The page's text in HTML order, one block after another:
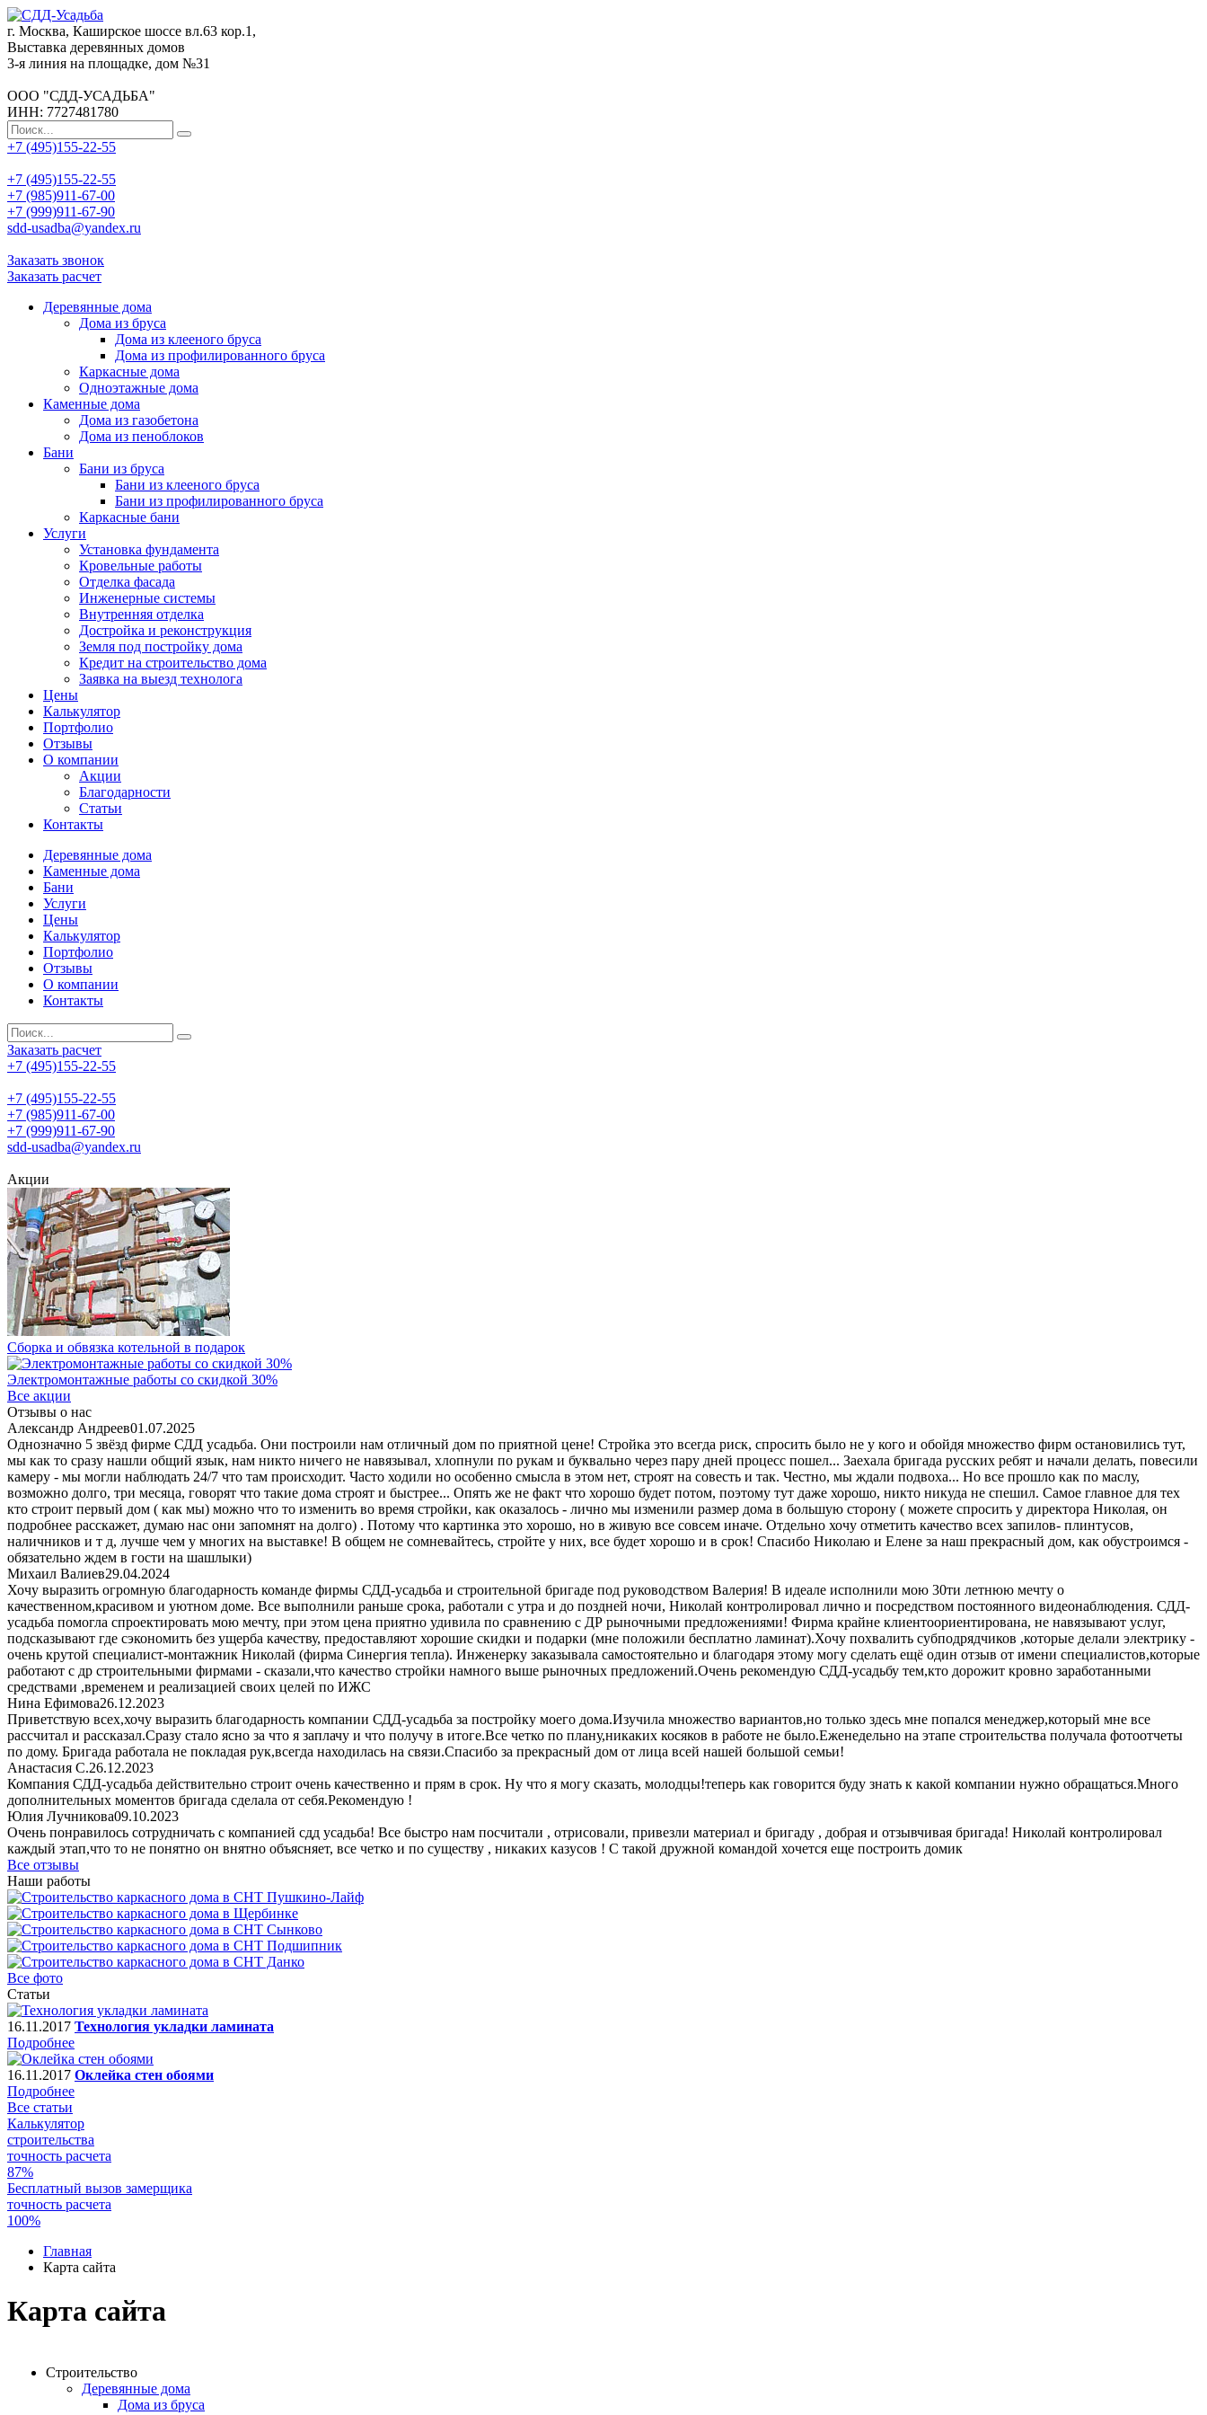
г. Москва, Каширское шоссе вл.63 кор.1,
Выставка деревянных домов
3-я линия на площадке, дом №31
ООО "СДД-УСАДЬБА"
ИНН: 7727481780
+7 (495)155-22-55
+7 (495)155-22-55
+7 (985)911-67-00
+7 (999)911-67-90
sdd-usadba@yandex.ru
Заказать звонок
Заказать расчет
Деревянные дома
Дома из бруса
Дома из клееного бруса
Дома из профилированного бруса
Каркасные дома
Одноэтажные дома
Каменные дома
Дома из газобетона
Дома из пеноблоков
Бани
Бани из бруса
Бани из клееного бруса
Бани из профилированного бруса
Каркасные бани
Услуги
Установка фундамента
Кровельные работы
Отделка фасада
Инженерные системы
Внутренняя отделка
Достройка и реконструкция
Земля под постройку дома
Кредит на строительство дома
Заявка на выезд технолога
Цены
Калькулятор
Портфолио
Отзывы
О компании
Акции
Благодарности
Статьи
Контакты
Деревянные дома
Каменные дома
Бани
Услуги
Цены
Калькулятор
Портфолио
Отзывы
О компании
Контакты
Заказать расчет
+7 (495)155-22-55
+7 (495)155-22-55
+7 (985)911-67-00
+7 (999)911-67-90
sdd-usadba@yandex.ru
Акции
Сборка и обвязка котельной в подарок
Электромонтажные работы со скидкой 30%
Все акции
Отзывы о нас
Александр Андреев01.07.2025
Однозначно 5 звёзд фирме СДД усадьба. Они построили нам отличный дом по приятной цене! Стройка это всегда риск, спросить было не у кого и обойдя множество фирм остановились тут,
мы как то сразу нашли общий язык, нам никто ничего не навязывал, хлопнули по рукам и буквально через пару дней процесс пошел... Заехала бригада русских ребят и начали делать, повесили
камеру - мы могли наблюдать 24/7 что там происходит. Часто ходили но особенно смысла в этом нет, строят на совесть и так. Честно, мы ждали подвоха... Но все прошло как по маслу,
возможно долго, три месяца, говорят что такие дома строят и быстрее... Опять же не факт что хорошо будет потом, поэтому тут даже хорошо, никто никуда не спешил. Самое главное для тех
кто строит первый дом ( как мы) можно что то изменить во время стройки, как оказалось - лично мы изменили размер дома в большую сторону ( можете спросить у директора Николая, он
подробнее расскажет, думаю нас они запомнят на долго) . Потому что картинка это хорошо, но в живую все совсем иначе. Отдельно хочу отметить качество всех запилов- плинтусов,
наличников и т д, лучше чем у многих на выставке! В общем не сомневайтесь, стройте у них, все будет хорошо и в срок! Спасибо Николаю и Елене за наш прекрасный дом, как обустроимся -
обязательно ждем в гости на шашлыки)
Михаил Валиев29.04.2024
Хочу выразить огромную благодарность команде фирмы СДД-усадьба и строительной бригаде под руководством Валерия! В идеале исполнили мою 30ти летнюю мечту о
качественном,красивом и уютном доме. Все выполнили раньше срока, работали с утра и до поздней ночи, Николай контролировал лично и посредством постоянного видеонаблюдения. СДД-
усадьба помогла спроектировать мою мечту, при этом цена приятно удивила по сравнению с ДР рыночными предложениями! Фирма крайне клиентоориентирована, не навязывают услуг,
подсказывают где сэкономить без ущерба качеству, предоставляют хорошие скидки и подарки (мне положили бесплатно ламинат).Хочу похвалить субподрядчиков ,которые делали электрику -
очень крутой специалист-монтажник Николай (фирма Синергия тепла). Инженерку заказывала самостоятельно и благодаря этому могу сделать ещё один отзыв от имени специалистов,которые
работают с др строительными фирмами - сказали,что качество стройки намного выше рыночных предложений.Очень рекомендую СДД-усадьбу тем,кто дорожит кровно заработанными
средствами ,временем и реализацией своих целей по ИЖС
Нина Ефимова26.12.2023
Приветствую всех,хочу выразить благодарность компании СДД-усадьба за постройку моего дома.Изучила множество вариантов,но только здесь мне попался менеджер,который мне все
рассчитал и рассказал.Сразу стало ясно за что я заплачу и что получу в итоге.Все четко по плану,никаких косяков в работе не было.Еженедельно на этапе строительства получала фотоотчеты
по дому. Бригада работала не покладая рук,всегда находилась на связи.Спасибо за прекрасный дом от лица всей нашей большой семьи!
Анастасия С.26.12.2023
Компания СДД-усадьба действительно строит очень качественно и прям в срок. Ну что я могу сказать, молодцы!теперь как говорится буду знать к какой компании нужно обращаться.Много
дополнительных моментов бригада сделала от себя.Рекомендую !
Юлия Лучникова09.10.2023
Очень понравилось сотрудничать с компанией сдд усадьба! Все быстро нам посчитали , отрисовали, привезли материал и бригаду , добрая и отзывчивая бригада! Николай контролировал
каждый этап,что то не понятно он внятно объясняет, все четко и по существу , никаких казусов ! С такой дружной командой хочется еще построить домик
Все отзывы
Наши работы
Все фото
Статьи
16.11.2017 Технология укладки ламината
Подробнее
16.11.2017 Оклейка стен обоями
Подробнее
Все статьи
Калькулятор
строительства
точность расчета
87%
Бесплатный вызов замерщика
точность расчета
100%
Главная
Карта сайта
Карта сайта
Строительство
Деревянные дома
Дома из бруса